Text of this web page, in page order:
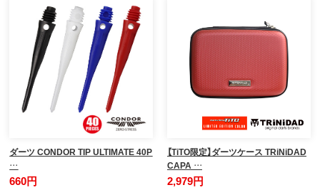
ダーツ CONDOR TIP ULTIMATE 40P
…
660円
【TiTO限定】ダーツケース TRiNiDAD
CAPA …
2,979円